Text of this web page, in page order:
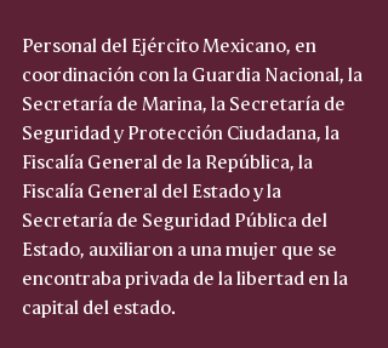
Personal del Ejército Mexicano, en
coordinación con la Guardia Nacional, la
Secretaría de Marina, la Secretaría de
Seguridad y Protección Ciudadana, la
Fiscalía General de la República, la
Fiscalía General del Estado y la
Secretaría de Seguridad Pública del
Estado, auxiliaron a una mujer que se
encontraba privada de la libertad en la
capital del estado.